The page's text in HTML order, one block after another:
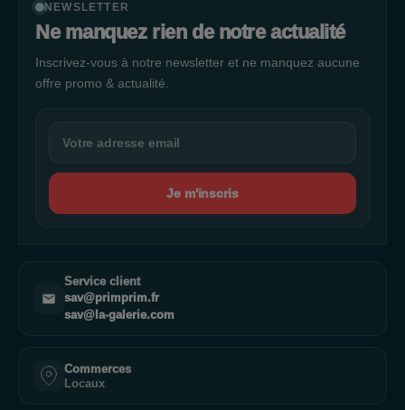
NEWSLETTER
Ne manquez rien de notre actualité
Inscrivez-vous à notre newsletter et ne manquez aucune
offre promo & actualité.
Je m'inscris
Service client
sav@primprim.fr
sav@la-galerie.com
Commerces
Locaux